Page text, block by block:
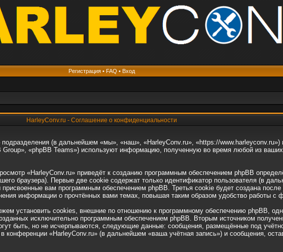
Регистрация• FAQ • Вход
HarleyConv.ru - Соглашение о конфиденциальности
подразделения (в дальнейшем «мы», «наш», «HarleyConv.ru», «https://
«phpBB Teams») используют информацию, полученную во время любой из ваших
«HarleyConv.ru» приведёт к созданию программным обеспечением phpBB
браузера). Первые две cookie содержат только идентификатор пользователя (в
вам программным обеспечением phpBB. Третья cookie будет создана после
информации о прочтённых вами темах, повышая таким образом удобство работы с
установить cookies, внешние по отношению к программному обеспечению phpBB,
исключительно программным обеспечением phpBB. Вторым источником
быть, но не исчерпываются, следующие данные: сообщения, размещённые под
конференции «HarleyConv.ru» (в дальнейшем «ваша учётная запись») и сообщения,